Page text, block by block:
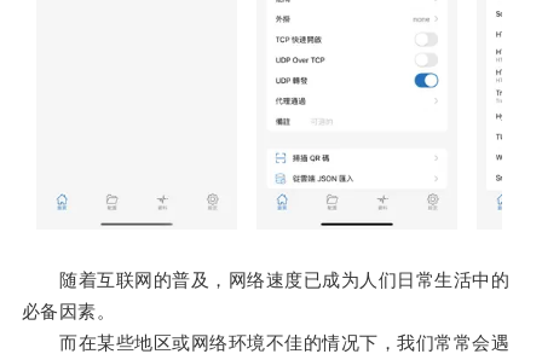
随着互联网的普及，网络速度已成为人们日常生活中的
必备因素。
而在某些地区或网络环境不佳的情况下，我们常常会遇